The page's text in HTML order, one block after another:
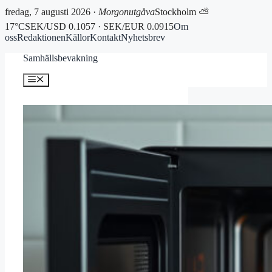
fredag, 7 augusti 2026 · MorgonutgåvaStockholm ⛅
17°CSEK/USD 0.1057 · SEK/EUR 0.0915Om
ossRedaktionenKällorKontaktNyhetsbrev
Samhällsbevakning
Meny